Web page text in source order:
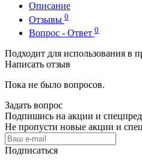
Описание
Отзывы 0
Вопрос - Ответ 0
Подходит для использования в
Написать отзыв
Пока не было вопросов.
Задать вопрос
Подпишись на акции и
Не пропусти новые акции и
Подписаться